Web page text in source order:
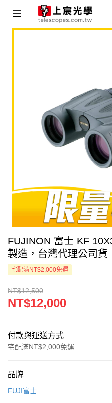
FUJINON 富士 KF
製造，台灣代理公司貨
宅配滿NT$2,000免運
NT$12,500
NT$12,000
付款與運送方式
宅配滿NT$2,000免運
信用卡一次付款
品牌
FUJI富士